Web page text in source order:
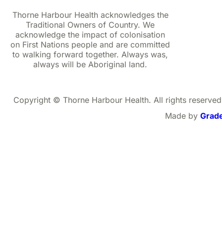
Thorne Harbour Health acknowledges the
Traditional Owners of Country. We
acknowledge the impact of colonisation
on First Nations people and are committed
to walking forward together. Always was,
always will be Aboriginal land.
Copyright © Thorne Harbour Health. All rights
Made by